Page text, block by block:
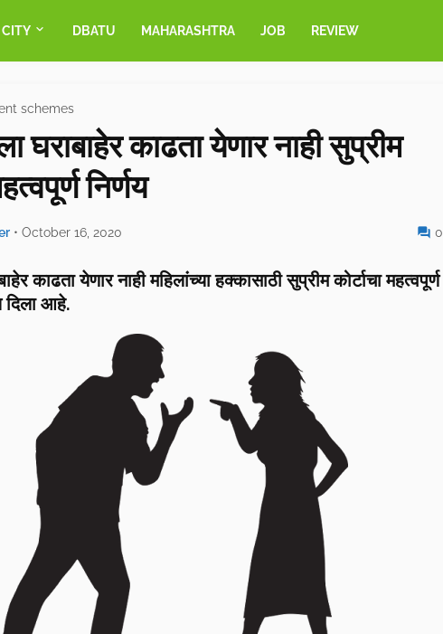
CITY DBATU MAHARASHTRA JOB REVIEW
schemes
घराबाहेर काढता येणार नाही सुप्रीम
निर्णय
• October 16, 2020 0
काढता येणार नाही महिलांच्या हक्कासाठी सुप्रीम कोर्टाचा महत्वपूर्ण
दिला आहे.